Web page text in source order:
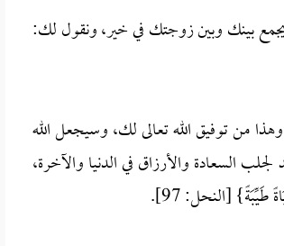
بينك وبين زوجتك في خير، ونقول لك:
من توفيق الله تعالى لك، وسيجعل الله
السعادة والأرزاق في الدنيا والآخرة،
[النحل: 97].